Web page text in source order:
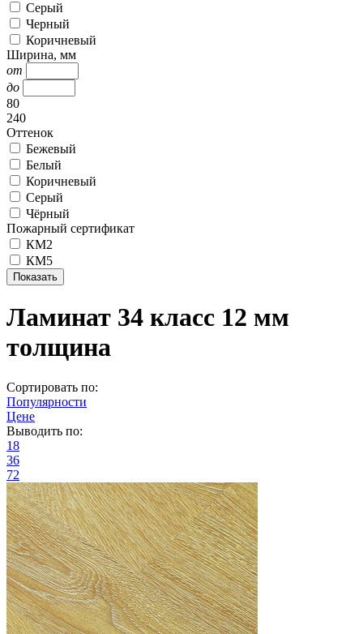
Серый
Черный
Коричневый
Ширина, мм
от
до
80
240
Оттенок
Бежевый
Белый
Коричневый
Серый
Чёрный
Пожарный сертификат
КМ2
КМ5
Ламинат 34 класс 12 мм
толщина
Сортировать по:
Популярности
Цене
Выводить по:
18
36
72